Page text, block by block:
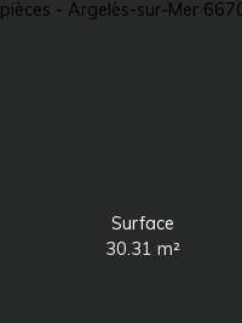
Surface
30.31m²